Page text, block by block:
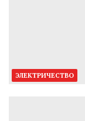
ЭЛЕКТРИЧЕСТВО